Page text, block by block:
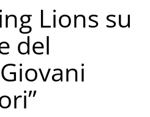
Lions su
del